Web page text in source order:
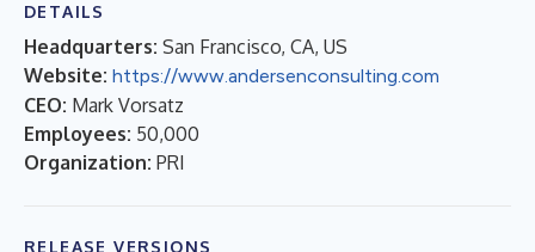
DETAILS
Headquarters: San Francisco, CA, US
Website: https://www.andersenconsulting.com
CEO: Mark Vorsatz
Employees: 50,000
Organization: PRI
RELEASE VERSIONS